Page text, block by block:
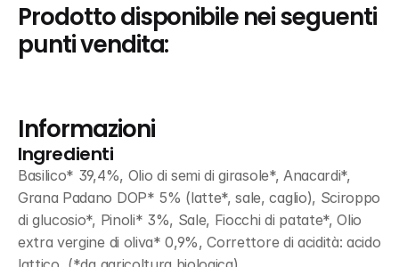
Prodotto disponibile nei seguenti
punti vendita:
Informazioni
Ingredienti
Basilico* 39,4%, Olio di semi di girasole*, Anacardi*,
Grana Padano DOP* 5% (latte*, sale, caglio), Sciroppo
di glucosio*, Pinoli* 3%, Sale, Fiocchi di patate*, Olio
extra vergine di oliva* 0,9%, Correttore di acidità: acido